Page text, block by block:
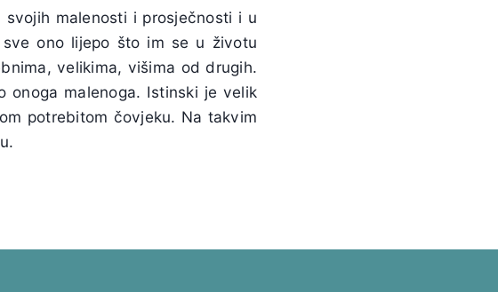
malenosti i prosječnosti i u
ono lijepo što im se u životu
velikima, višima od drugih.
onoga malenoga. Istinski je velik
potrebitom čovjeku. Na takvim